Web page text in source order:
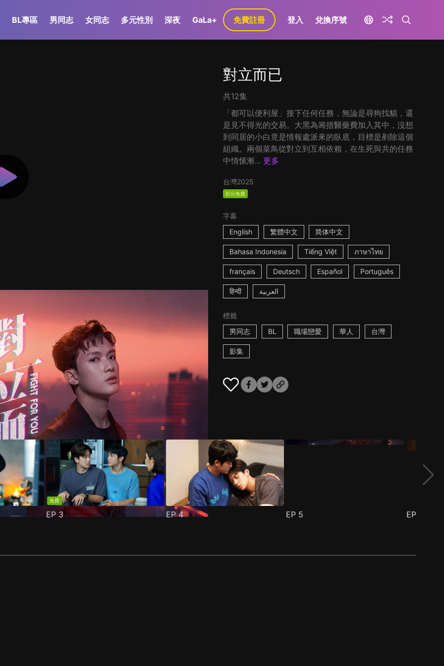
BL專區 男同志 女同志 多元性別 深夜 GaLa+ 免費註冊 登入 兌換序號
對立而已
共12集
「都可以便利屋」接下任何任務，無論是尋狗找貓，還
是見不得光的交易。大黑為籌措醫藥費加入其中，沒想
到同居的小白竟是情報處派來的臥底，目標是剷除這個
組織。兩個菜鳥從對立到互相依賴，在生死與共的任務
中情愫漸... 更多
台灣2025
部分免費
字幕
English
繁體中文 简体中文
Bahasa Indonesia Tiếng Việt ภาษาไทย
français Deutsch Español Português
हिन्दी العربية
標籤
男同志
BL 職場戀愛 華人 台灣
影集
免費
EP3 EP4 EP 5 EP